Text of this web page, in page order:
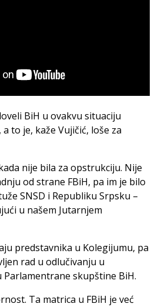
BiH u ovakvu situaciju
to je, kaže Vujičić, loše za
nije bila za opstrukciju. Nije
od strane FBiH, pa im je bilo
SNSD i Republiku Srpsku –
u našem Јutarnjem
predstavnika u Kolegijumu, pa
rad u odlučivanju u
Parlamentrane skupštine BiH.
Ta matrica u FBiH je već